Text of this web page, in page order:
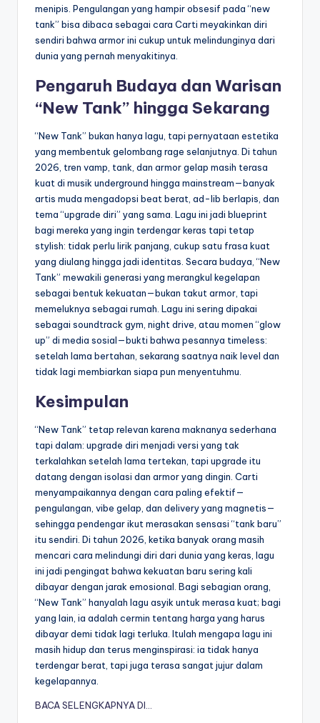
menipis. Pengulangan yang hampir obsesif pada “new
tank” bisa dibaca sebagai cara Carti meyakinkan diri
sendiri bahwa armor ini cukup untuk melindunginya dari
dunia yang pernah menyakitinya.
Pengaruh Budaya dan Warisan
“New Tank” hingga Sekarang
“New Tank” bukan hanya lagu, tapi pernyataan estetika
yang membentuk gelombang rage selanjutnya. Di tahun
2026, tren vamp, tank, dan armor gelap masih terasa
kuat di musik underground hingga mainstream—banyak
artis muda mengadopsi beat berat, ad-lib berlapis, dan
tema “upgrade diri” yang sama. Lagu ini jadi blueprint
bagi mereka yang ingin terdengar keras tapi tetap
stylish: tidak perlu lirik panjang, cukup satu frasa kuat
yang diulang hingga jadi identitas. Secara budaya, “New
Tank” mewakili generasi yang merangkul kegelapan
sebagai bentuk kekuatan—bukan takut armor, tapi
memeluknya sebagai rumah. Lagu ini sering dipakai
sebagai soundtrack gym, night drive, atau momen “glow
up” di media sosial—bukti bahwa pesannya timeless:
setelah lama bertahan, sekarang saatnya naik level dan
tidak lagi membiarkan siapa pun menyentuhmu.
Kesimpulan
“New Tank” tetap relevan karena maknanya sederhana
tapi dalam: upgrade diri menjadi versi yang tak
terkalahkan setelah lama tertekan, tapi upgrade itu
datang dengan isolasi dan armor yang dingin. Carti
menyampaikannya dengan cara paling efektif—
pengulangan, vibe gelap, dan delivery yang magnetis—
sehingga pendengar ikut merasakan sensasi “tank baru”
itu sendiri. Di tahun 2026, ketika banyak orang masih
mencari cara melindungi diri dari dunia yang keras, lagu
ini jadi pengingat bahwa kekuatan baru sering kali
dibayar dengan jarak emosional. Bagi sebagian orang,
“New Tank” hanyalah lagu asyik untuk merasa kuat; bagi
yang lain, ia adalah cermin tentang harga yang harus
dibayar demi tidak lagi terluka. Itulah mengapa lagu ini
masih hidup dan terus menginspirasi: ia tidak hanya
terdengar berat, tapi juga terasa sangat jujur dalam
kegelapannya.
BACA SELENGKAPNYA DI…